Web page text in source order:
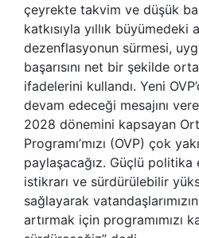
çeyrekte takvim ve düşük
katkısıyla yıllık büyümedeki
dezenflasyonun sürmesi,
başarısını net bir şekilde
ifadelerini kullandı. Yeni
devam edeceği mesajını
2028 dönemini kapsayan
Programı’mızı (OVP) çok
paylaşacağız. Güçlü
istikrarı ve sürdürülebilir
sağlayarak
artırmak için programımızı